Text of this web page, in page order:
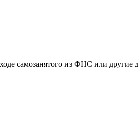
самозанятого из ФНС или